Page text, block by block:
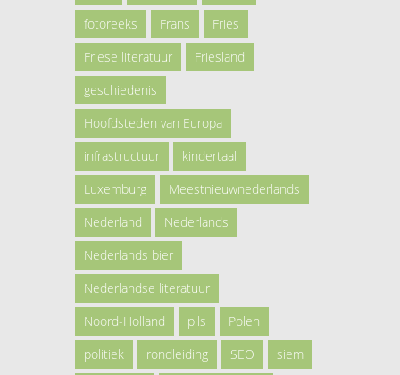
fotoreeks
Frans
Fries
Friese literatuur
Friesland
geschiedenis
Hoofdsteden van Europa
infrastructuur
kindertaal
Luxemburg
Meestnieuwnederlands
Nederland
Nederlands
Nederlands bier
Nederlandse literatuur
Noord-Holland
pils
Polen
politiek
rondleiding SEO
siem